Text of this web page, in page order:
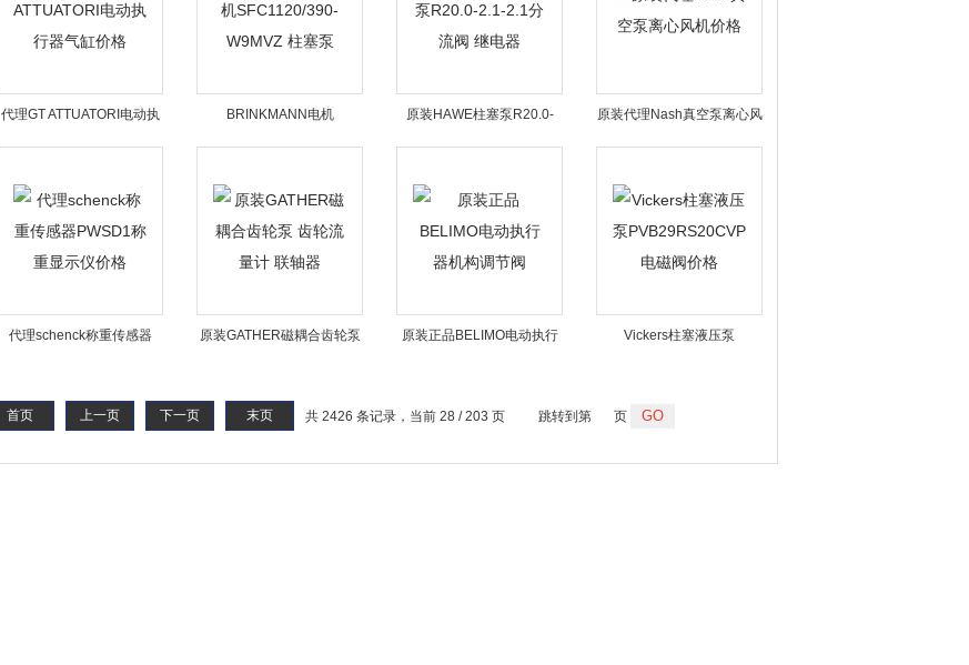
代理GT ATTUATORI电动执
行器气缸价格
BRINKMANN电机
SFC1120/390-W9MVZ 柱塞
原装HAWE柱塞泵R20.0-
2.1-2.1分流阀 继电器
原装代理Nash真空泵离心风
机价格
代理schenck称重传感器
原装GATHER磁耦合齿轮泵
原装正品BELIMO电动执行
Vickers柱塞液压泵
共 2426 条记录，当前 28 / 203 页
首页 上一页 下一页 末页 跳转到第 页